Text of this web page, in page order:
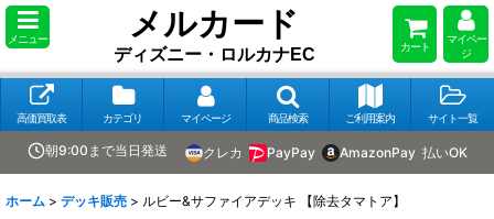
メニュー メルカード
ディズニー・ロルカナEC カート
マイペー
ジ
高価買取表 カテゴリ マイページ 商品検索 ご利用案内 サイト一覧
朝9:00まで当日発送 クレカ PayPay AmazonPay 払いOK
ホーム > デッキ販売 > ルビー&サファイアデッキ 【除去タマトア】